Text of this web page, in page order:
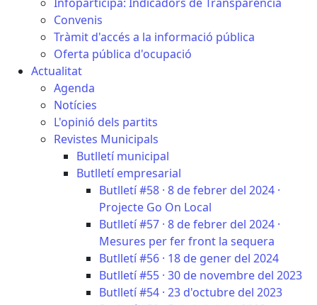
Convenis
Tràmit d'accés a la informació pública
Oferta pública d'ocupació
Actualitat
Agenda
Notícies
L'opinió dels partits
Revistes Municipals
Butlletí municipal
Butlletí empresarial
Butlletí #58 · 8 de febrer del 2024 ·
Projecte Go On Local
Butlletí #57 · 8 de febrer del 2024 ·
Mesures per fer front la sequera
Butlletí #56 · 18 de gener del 2024
Butlletí #55 · 30 de novembre del 2023
Butlletí #54 · 23 d'octubre del 2023